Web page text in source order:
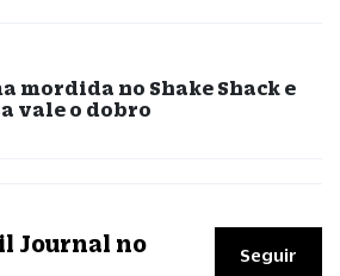
mordida no Shake Shack e
vale o dobro
Journal no
Seguir